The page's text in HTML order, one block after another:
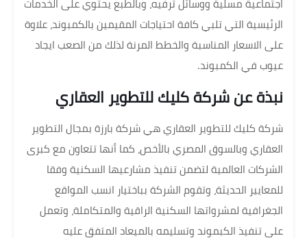
اجتماعية مسلية ووسائل ترفيه، وبالطبع يحتوي على الخدمات
الرئيسية التي تلبي كافة احتياجات المقيمين بالكمبوند، علاوة
على الاسعار المناسبة والخطط المرنة لذلك من الصعب ايجاد
عيوب في الكمبوند.
نبذة عن شركة كليك للتطوير العقاري
شركة كليك للتطوير العقاري هي شركة بارزة بمجال التطوير
العقاري وبالسوق المصري بالأخص، كما أنها تتعاون مع كبرى
الشركات العالمية لتضمن تنفيذ مشارعيها السكنية وفقا
للمعايير الحديثة، وتقوم الشركة بباختيار انسب المواقع
الجغرافية لمشرواتها السكنية الراقية والمتكاملة، وتعمل
على تنفيذ الكبموند وتسليمه بالميعاد المتفق عليه